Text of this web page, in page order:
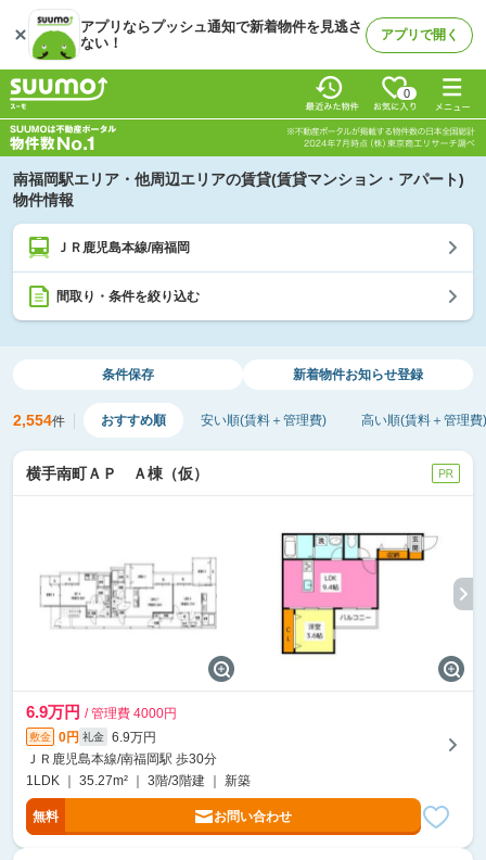
アプリならプッシュ通知で新着物件を見逃さ
ない！
アプリで開く
0
南福岡駅エリア・他周辺エリアの賃貸(賃貸マンション・アパート)
物件情報
ＪＲ鹿児島本線/南福岡
間取り・条件を絞り込む
条件保存 新着物件お知らせ登録
2,554件 おすすめ順 安い順(賃料＋管理費) 高い順(賃料＋管理費)
横手南町ＡＰ Ａ棟（仮）
6.9万円 / 管理費 4000円
敷金 0円 礼金
6.9万円
ＪＲ鹿児島本線/南福岡駅 歩30分
1LDK ｜ 35.27m² ｜ 3階/3階建 ｜ 新築
無料 お問い合わせ